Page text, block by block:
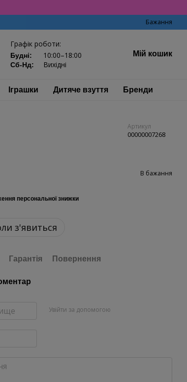
Бажання
Графік роботи:
Будні: 10:00–18:00
Сб-Нд: Вихідні
Мій кошик
Іграшки Дитяче взуття Бренди
Артикул
00000007268
В бажання
персональної знижки
з'явиться
Гарантія Повернення
Увійти за допомогою